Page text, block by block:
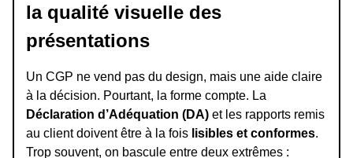
la qualité visuelle des
présentations
Un CGP ne vend pas du design, mais une aide claire
à la décision. Pourtant, la forme compte. La
Déclaration d’Adéquation (DA) et les rapports remis
au client doivent être à la fois lisibles et conformes.
Trop souvent, on bascule entre deux extrêmes :